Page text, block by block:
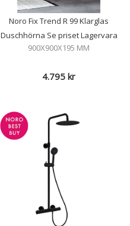
Noro Fix Trend R 99 Klarglas
Duschhörna Se priset Lagervara
900X900X195 MM
4.795 kr